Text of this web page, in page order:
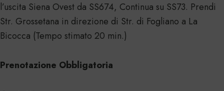
l’uscita Siena Ovest da SS674, Continua su SS73. Prendi
Str. Grossetana in direzione di Str. di Fogliano a La
Bicocca (Tempo stimato 20 min.)
Prenotazione Obbligatoria